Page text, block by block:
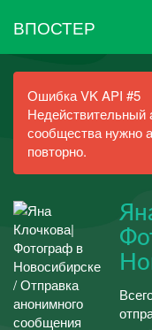
ВПОСТЕР
Ошибка VK API #5
Недействительный
сообщества нужно
повторно.